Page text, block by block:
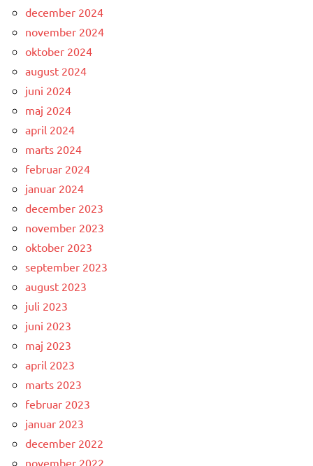
december 2024
november 2024
oktober 2024
august 2024
juni 2024
maj 2024
april 2024
marts 2024
februar 2024
januar 2024
december 2023
november 2023
oktober 2023
september 2023
august 2023
juli 2023
juni 2023
maj 2023
april 2023
marts 2023
februar 2023
januar 2023
december 2022
november 2022